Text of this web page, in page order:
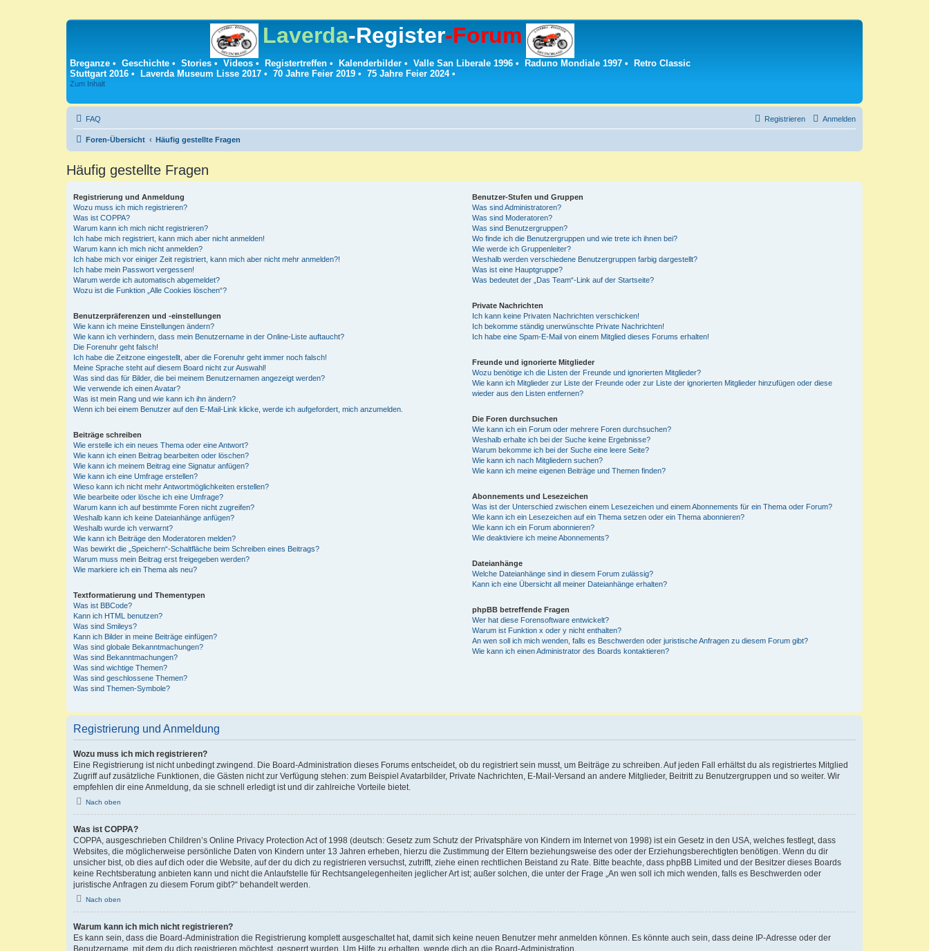
Laverda-Register-Forum
Breganze • Geschichte • Stories • Videos • Registertreffen • Kalenderbilder • Valle San Liberale 1996 • Raduno Mondiale 1997 •
Retro Classic
Stuttgart 2016 • Laverda Museum Lisse 2017 • 70 Jahre Feier 2019 • 75 Jahre Feier 2024•
Zum Inhalt
FAQ Anmelden
Registrieren
Foren-Übersicht Häufig gestellte Fragen
Häufig gestellte Fragen
Registrierung und Anmeldung
Wozu muss ich mich registrieren?
Was ist COPPA?
Warum kann ich mich nicht registrieren?
Ich habe mich registriert, kann mich aber nicht anmelden!
Warum kann ich mich nicht anmelden?
Ich habe mich vor einiger Zeit registriert, kann mich aber nicht mehr anmelden?!
Ich habe mein Passwort vergessen!
Warum werde ich automatisch abgemeldet?
Wozu ist die Funktion „Alle Cookies löschen“?
Benutzerpräferenzen und -einstellungen
Wie kann ich meine Einstellungen ändern?
Wie kann ich verhindern, dass mein Benutzername in der Online-Liste auftaucht?
Die Forenuhr geht falsch!
Ich habe die Zeitzone eingestellt, aber die Forenuhr geht immer noch falsch!
Meine Sprache steht auf diesem Board nicht zur Auswahl!
Was sind das für Bilder, die bei meinem Benutzernamen angezeigt werden?
Wie verwende ich einen Avatar?
Was ist mein Rang und wie kann ich ihn ändern?
Wenn ich bei einem Benutzer auf den E-Mail-Link klicke, werde ich aufgefordert, mich anzumelden.
Beiträge schreiben
Wie erstelle ich ein neues Thema oder eine Antwort?
Wie kann ich einen Beitrag bearbeiten oder löschen?
Wie kann ich meinem Beitrag eine Signatur anfügen?
Wie kann ich eine Umfrage erstellen?
Wieso kann ich nicht mehr Antwortmöglichkeiten erstellen?
Wie bearbeite oder lösche ich eine Umfrage?
Warum kann ich auf bestimmte Foren nicht zugreifen?
Weshalb kann ich keine Dateianhänge anfügen?
Weshalb wurde ich verwarnt?
Wie kann ich Beiträge den Moderatoren melden?
Was bewirkt die „Speichern“-Schaltfläche beim Schreiben eines Beitrags?
Warum muss mein Beitrag erst freigegeben werden?
Wie markiere ich ein Thema als neu?
Textformatierung und Thementypen
Was ist BBCode?
Kann ich HTML benutzen?
Was sind Smileys?
Kann ich Bilder in meine Beiträge einfügen?
Was sind globale Bekanntmachungen?
Was sind Bekanntmachungen?
Was sind wichtige Themen?
Was sind geschlossene Themen?
Was sind Themen-Symbole?
Benutzer-Stufen und Gruppen
Was sind Administratoren?
Was sind Moderatoren?
Was sind Benutzergruppen?
Wo finde ich die Benutzergruppen und wie trete ich ihnen bei?
Wie werde ich Gruppenleiter?
Weshalb werden verschiedene Benutzergruppen farbig dargestellt?
Was ist eine Hauptgruppe?
Was bedeutet der „Das Team“-Link auf der Startseite?
Private Nachrichten
Ich kann keine Privaten Nachrichten verschicken!
Ich bekomme ständig unerwünschte Private Nachrichten!
Ich habe eine Spam-E-Mail von einem Mitglied dieses Forums erhalten!
Freunde und ignorierte Mitglieder
Wozu benötige ich die Listen der Freunde und ignorierten Mitglieder?
Wie kann ich Mitglieder zur Liste der Freunde oder zur Liste der ignorierten Mitglieder hinzufügen oder diese
wieder aus den Listen entfernen?
Die Foren durchsuchen
Wie kann ich ein Forum oder mehrere Foren durchsuchen?
Weshalb erhalte ich bei der Suche keine Ergebnisse?
Warum bekomme ich bei der Suche eine leere Seite?
Wie kann ich nach Mitgliedern suchen?
Wie kann ich meine eigenen Beiträge und Themen finden?
Abonnements und Lesezeichen
Was ist der Unterschied zwischen einem Lesezeichen und einem Abonnements für ein Thema oder Forum?
Wie kann ich ein Lesezeichen auf ein Thema setzen oder ein Thema abonnieren?
Wie kann ich ein Forum abonnieren?
Wie deaktiviere ich meine Abonnements?
Dateianhänge
Welche Dateianhänge sind in diesem Forum zulässig?
Kann ich eine Übersicht all meiner Dateianhänge erhalten?
phpBB betreffende Fragen
Wer hat diese Forensoftware entwickelt?
Warum ist Funktion x oder y nicht enthalten?
An wen soll ich mich wenden, falls es Beschwerden oder juristische Anfragen zu diesem Forum gibt?
Wie kann ich einen Administrator des Boards kontaktieren?
Registrierung und Anmeldung
Wozu muss ich mich registrieren?
Eine Registrierung ist nicht unbedingt zwingend. Die Board-Administration dieses Forums entscheidet, ob du registriert sein musst, um Beiträge zu schreiben. Auf jeden Fall erhältst du als registriertes Mitglied
Zugriff auf zusätzliche Funktionen, die Gästen nicht zur Verfügung stehen: zum Beispiel Avatarbilder, Private Nachrichten, E-Mail-Versand an andere Mitglieder, Beitritt zu Benutzergruppen und so weiter. Wir
empfehlen dir eine Anmeldung, da sie schnell erledigt ist und dir zahlreiche Vorteile bietet.
Nach oben
Was ist COPPA?
COPPA, ausgeschrieben Children’s Online Privacy Protection Act of 1998 (deutsch: Gesetz zum Schutz der Privatsphäre von Kindern im Internet von 1998) ist ein Gesetz in den USA, welches festlegt, dass
Websites, die möglicherweise persönliche Daten von Kindern unter 13 Jahren erheben, hierzu die Zustimmung der Eltern beziehungsweise des oder der Erziehungsberechtigten benötigen. Wenn du dir
unsicher bist, ob dies auf dich oder die Website, auf der du dich zu registrieren versuchst, zutrifft, ziehe einen rechtlichen Beistand zu Rate. Bitte beachte, dass phpBB Limited und der Besitzer dieses Boards
keine Rechtsberatung anbieten kann und nicht die Anlaufstelle für Rechtsangelegenheiten jeglicher Art ist; außer solchen, die unter der Frage „An wen soll ich mich wenden, falls es Beschwerden oder
juristische Anfragen zu diesem Forum gibt?“ behandelt werden.
Nach oben
Warum kann ich mich nicht registrieren?
Es kann sein, dass die Board-Administration die Registrierung komplett ausgeschaltet hat, damit sich keine neuen Benutzer mehr anmelden können. Es könnte auch sein, dass deine IP-Adresse oder der
Benutzername, mit dem du dich registrieren möchtest, gesperrt wurden. Um Hilfe zu erhalten, wende dich an die Board-Administration.